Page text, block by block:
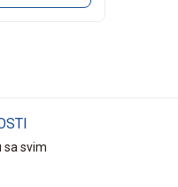
sa svim